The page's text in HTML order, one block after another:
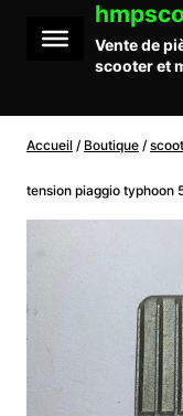
contenu
Vente de
scooter et
Accueil / Boutique /
tension piaggio typhoon